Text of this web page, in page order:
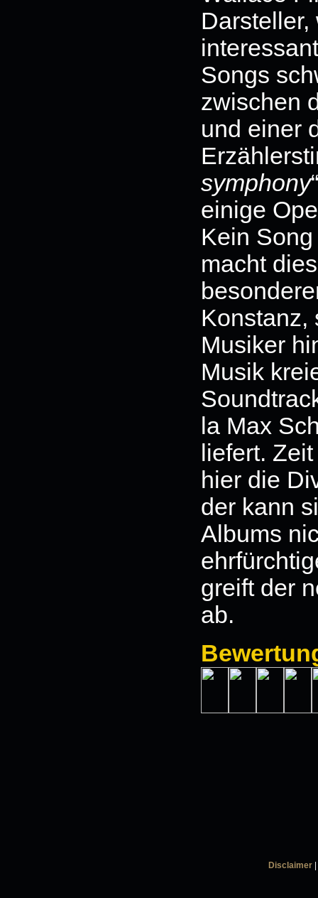
Songs
zwischen
und einer
symphony
einige
Kein
macht
Konstanz,
Musiker
Musik
la Max
liefert.
hier die
der kann
Albums
greift der
ab.
Disclaimer|